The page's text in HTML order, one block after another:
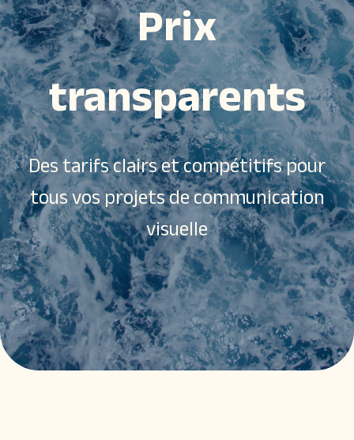
Prix
transparents
Des tarifs clairs et compétitifs pour
tous vos projets de communication
visuelle